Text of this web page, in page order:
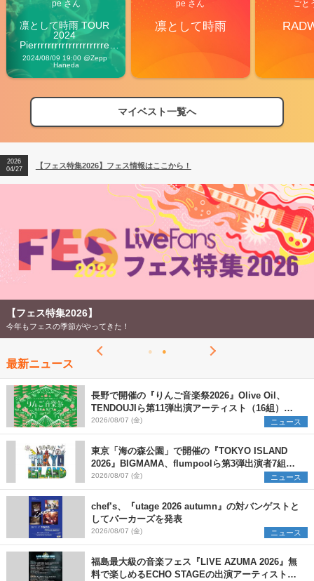
pe さん
凛として時雨 TOUR
2024
Pierrrrrrrrrrrrrrrrrrrre
Vibes
2024/08/09 19:00 @Zepp
Haneda
pe さん
凛として時雨
ごと
マイベスト一覧へ
【フェス特集2026】フェス情報はここから！
【ライブ動員ランキング】2026年上半期編発表！
2026
04/27
【フェス特集2026】フェス情報はここから！
2026
【ライブ動員ランキング】2026年上半期編発表！
【フェス特集2026】
今年もフェスの季節がやってきた！
最新ニュース
長野で開催の『りんご音楽祭2026』Olive Oil、
TENDOUJIら第11弾出演アーティスト（16組）を
発表
2026/08/07 (金) ニュース
東京「海の森公園」で開催の『TOKYO ISLAND
2026』BIGMAMA、flumpoolら第3弾出演者7組を
発表 ワークショップ・アート出展者を募集
2026/08/07 (金) ニュース
chef’s、『utage 2026 autumn』の対バンゲストと
してパーカーズを発表
2026/08/07 (金) ニュース
福島最大級の音楽フェス『LIVE AZUMA 2026』無
料で楽しめるECHO STAGEの出演アーティストを